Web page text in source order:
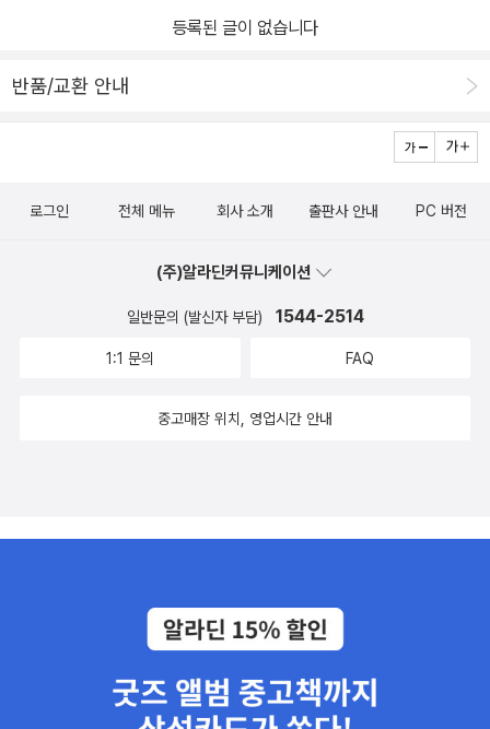
등록된 글이 없습니다
반품/교환 안내
로그인 전체 메뉴 회사 소개 출판사 안내 PC 버전
(주)알라딘커뮤니케이션
일반문의 (발신자 부담) 1544-2514
1:1 문의 FAQ
중고매장 위치, 영업시간 안내